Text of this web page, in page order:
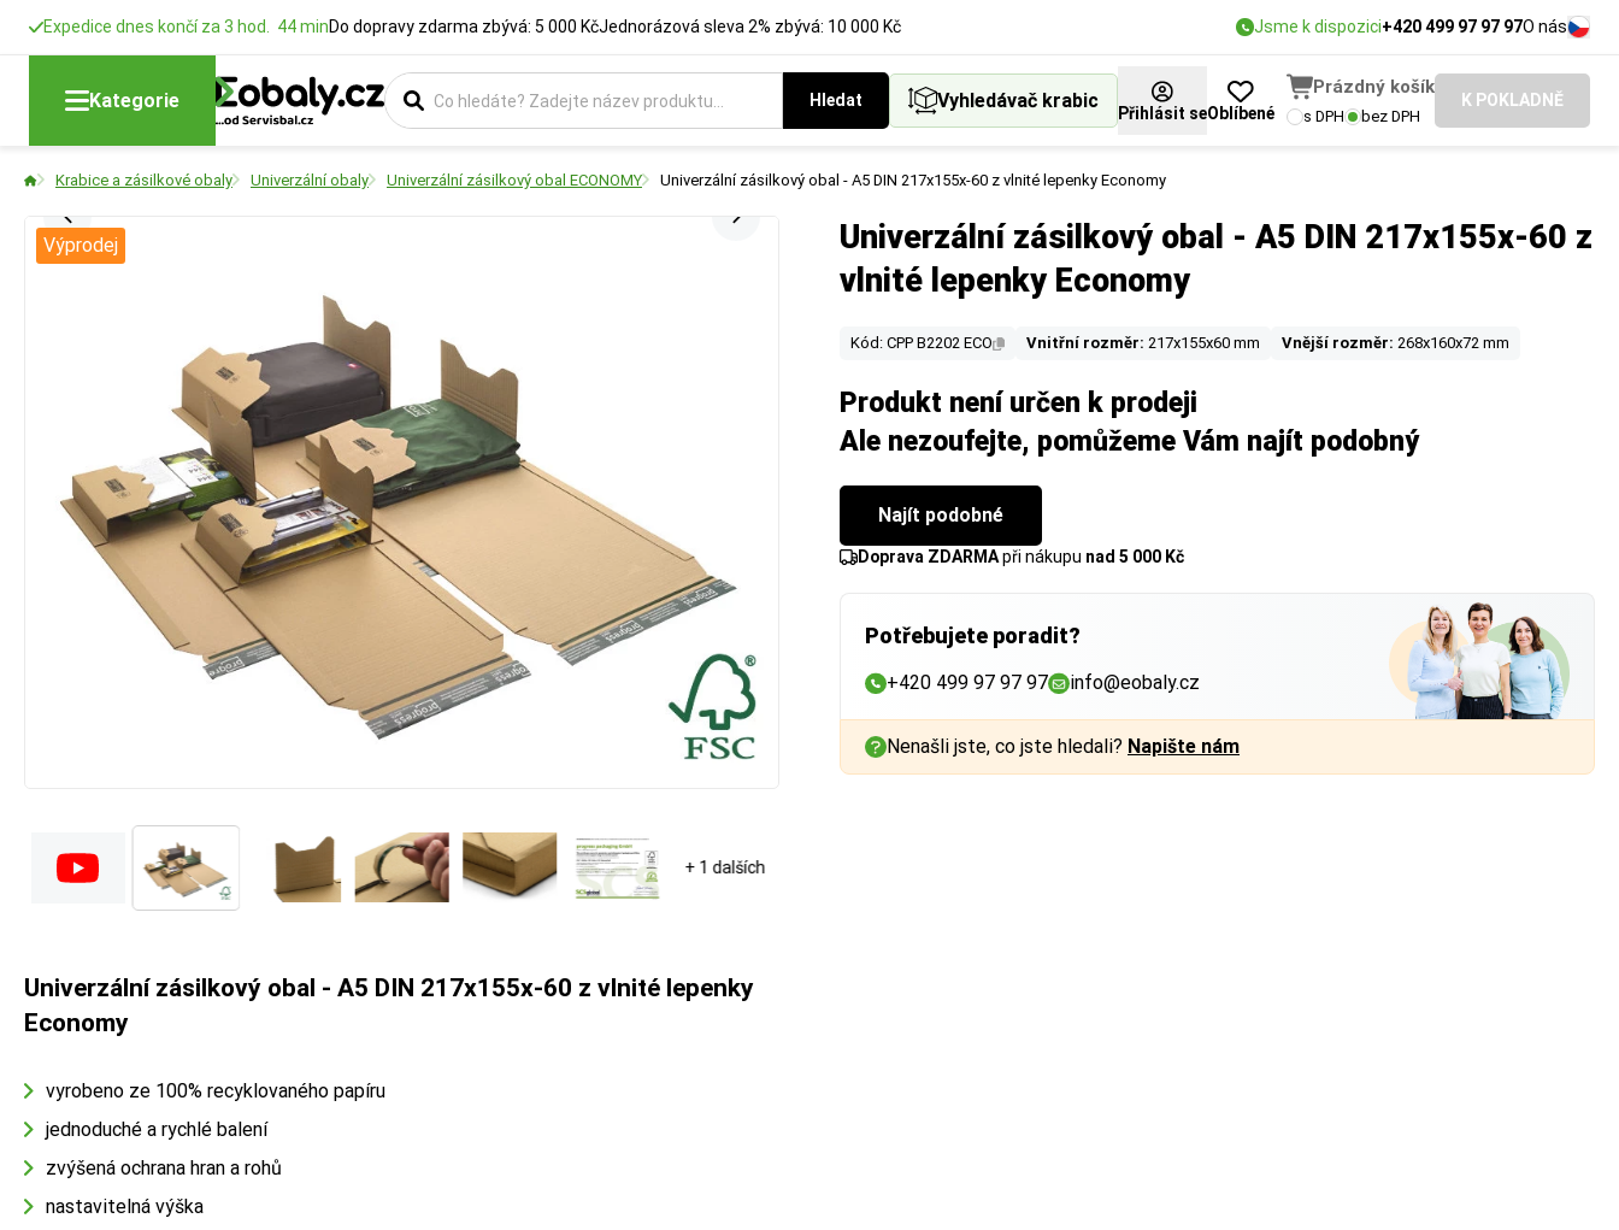
Expedice dnes končí za 3 hod. 44 minDo dopravy zdarma zbývá: 5 000 KčJednorázová sleva 2% zbývá: 10 000 Kč Jsme k dispozici+420 499 97 97 97O nás
Kategorie Hledat Vyhledávač krabic
Přihlásit seOblíbené
Prázdný košík
s DPH bez DPH
K POKLADNĚ
Krabice a zásilkové obaly Univerzální obaly Univerzální zásilkový obal ECONOMY Univerzální zásilkový obal - A5 DIN 217x155x-60 z vlnité lepenky Economy
Univerzální zásilkový obal - A5 DIN 217x155x-60 z
vlnité lepenky Economy
Kód: CPP B2202 ECO Vnitřní rozměr: 217x155x60 mm Vnější rozměr: 268x160x72 mm
Produkt není určen k prodeji
Ale nezoufejte, pomůžeme Vám najít podobný
Najít podobné
Doprava ZDARMApři nákupu nad 5 000 Kč
Potřebujete poradit?
+420 499 97 97 97 info@eobaly.cz
Nenašli jste, co jste hledali? Napište nám
Výprodej
+ 1 dalších
Univerzální zásilkový obal - A5 DIN 217x155x-60 z vlnité lepenky
Economy
vyrobeno ze 100% recyklovaného papíru
jednoduché a rychlé balení
zvýšená ochrana hran a rohů
nastavitelná výška